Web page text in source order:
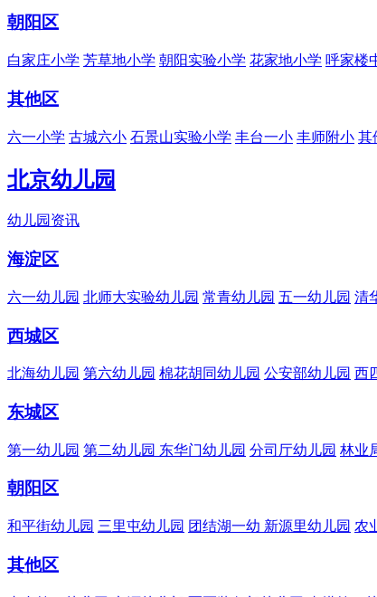
朝阳区
白家庄小学 芳草地小学 朝阳实验小学 花家地小学 呼家楼
其他区
六一小学 古城六小 石景山实验小学 丰台一小 丰师附小 其
北京幼儿园
幼儿园资讯
海淀区
六一幼儿园 北师大实验幼儿园 常青幼儿园 五一幼儿园 清
西城区
北海幼儿园 第六幼儿园 棉花胡同幼儿园 公安部幼儿园 西
东城区
第一幼儿园 第二幼儿园 东华门幼儿园 分司厅幼儿园 林业
朝阳区
和平街幼儿园 三里屯幼儿园 团结湖一幼 新源里幼儿园 农
其他区